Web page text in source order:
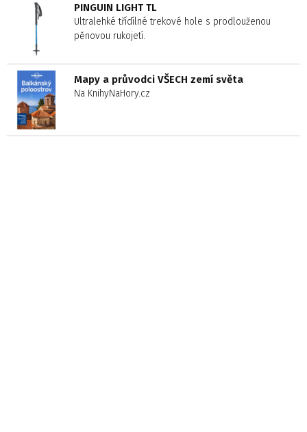
PINGUIN LIGHT TL
Ultralehké třídílné trekové hole s prodlouženou
pěnovou rukojetí.
Mapy a průvodci VŠECH zemí světa
Na KnihyNaHory.cz